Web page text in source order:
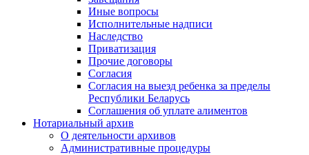
Иные вопросы
Исполнительные надписи
Наследство
Приватизация
Прочие договоры
Согласия
Согласия на выезд ребенка за пределы
Республики Беларусь
Соглашения об уплате алиментов
Нотариальный архив
О деятельности архивов
Административные процедуры